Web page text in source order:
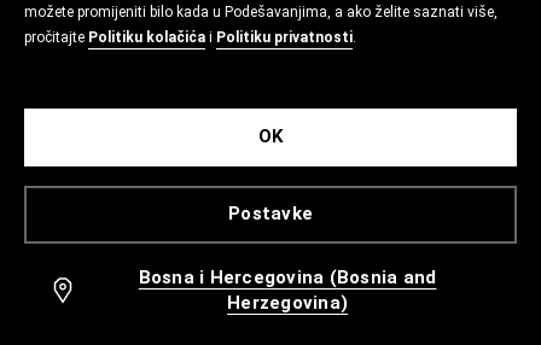
možete promijeniti bilo kada u Podešavanjima, a ako želite saznati više,
pročitajte Politiku kolačića i Politiku privatnosti.
Postavke
OK
Bosna i Hercegovina (Bosnia and
Herzegovina)